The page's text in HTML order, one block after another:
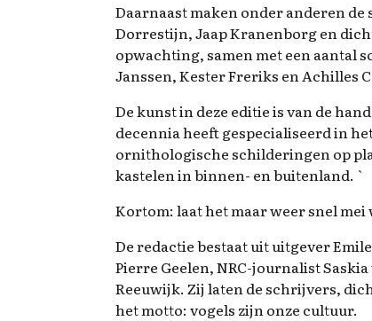
Daarnaast maken onder anderen
Dorrestijn, Jaap Kranenborg en
opwachting, samen met een aantal
Janssen, Kester Freriks en Achilles
De kunst in deze editie is van de
decennia heeft gespecialiseerd in
ornithologische schilderingen op
kastelen in binnen- en buitenland. `
Kortom: laat het maar weer snel mei
De redactie bestaat uit uitgever
Pierre Geelen, NRC-journalist
Reeuwijk. Zij laten de schrijvers,
het motto: vogels zijn onze cultuur.